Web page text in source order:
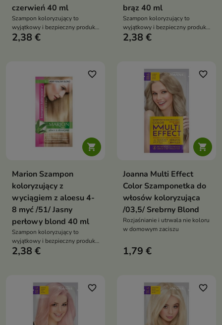
czerwień 40 ml
Szampon koloryzujący to
wyjątkowy i bezpieczny produkt
do koloryzacji włosów
2,38 €
brąz 40 ml
Szampon koloryzujący to
wyjątkowy i bezpieczny produkt
do koloryzacji włosów
2,38 €

favorite_border
Marion Szampon
koloryzujący z
wyciągiem z aloesu 4-
8 myć /51/ Jasny
perłowy blond 40 ml
Szampon koloryzujący to
wyjątkowy i bezpieczny produkt
do koloryzacji włosów
2,38 €

favorite_border
Joanna Multi Effect
Color Szamponetka do
włosów koloryzująca
/03,5/ Srebrny Blond
Rozjaśnianie i utrwala nie koloru
w domowym zaciszu
1,79 €
favorite_border favorite_border